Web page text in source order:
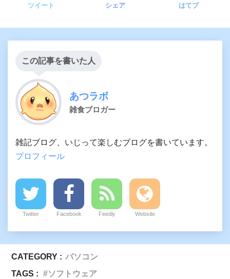
ツイート シェア はてブ
この記事を書いた人
あつラボ
雑食ブロガー
雑記ブログ、いじって楽しむブログを書いています。
プロフィール
Twitter Facebook Feedly Website
CATEGORY : パソコン
TAGS :
ソフトウェア